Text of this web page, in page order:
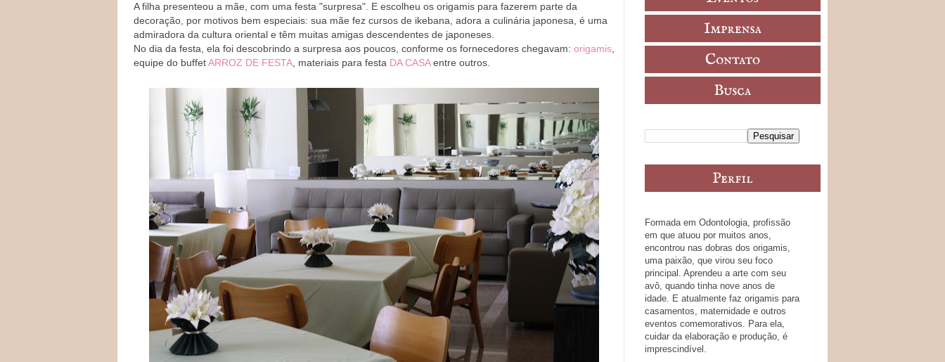
A filha presenteou a mãe, com uma festa "surpresa". E escolheu os origamis para fazerem parte da
decoração, por motivos bem especiais: sua mãe fez cursos de ikebana, adora a culinária japonesa, é uma
admiradora da cultura oriental e têm muitas amigas descendentes de japoneses.
No dia da festa, ela foi descobrindo a surpresa aos poucos, conforme os fornecedores chegavam: origamis,
equipe do buffetARROZ DE FESTA, materiais para festa DA CASAentre outros.
Formada em Odontologia, profissão
em que atuou por muitos anos,
encontrou nas dobras dos origamis,
uma paixão, que virou seu foco
principal. Aprendeu a arte com seu
avô, quando tinha nove anos de
idade. E atualmente faz origamis para
casamentos, maternidade e outros
eventos comemorativos. Para ela,
cuidar da elaboração e produção, é
imprescindível.